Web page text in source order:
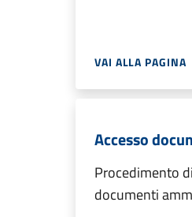
VAI ALLA PAGINA
Accesso
Procedimento
documenti